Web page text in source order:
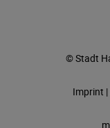
© Stadt
Imprint |